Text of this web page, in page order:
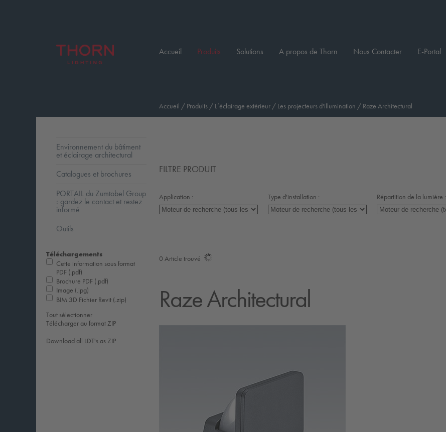
Accueil Produits Solutions A propos de Thorn Nous Contacter E-Portal
Accueil / Produits / L’éclairage extérieur / Les projecteurs d'illumination / Raze Architectural
FILTRE PRODUIT
Application : Type d'installation : Répartition de la lumière :
0 Article trouvé
Raze Architectural
Environnement du bâtiment
et éclairage architectural
Catalogues et brochures
PORTAIL du Zumtobel Group
: gardez le contact et restez
informé
Outils
Téléchargements
Cette information sous format
PDF (.pdf)
Brochure PDF (.pdf)
Image (.jpg)
BIM 3D Fichier Revit (.zip)
Tout sélectionner
Télécharger au format ZIP
Download all LDT's as ZIP